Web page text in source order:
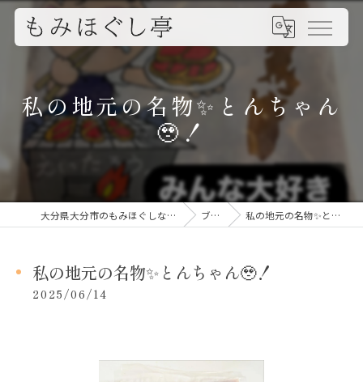
私の地元の名物✨️とんちゃん
🥹！
大分県大分市のもみほぐしならもみほぐし亭 ブログ 私の地元の名物✨️とんちゃん🥹！
私の地元の名物✨️とんちゃん🥹！
2025/06/14